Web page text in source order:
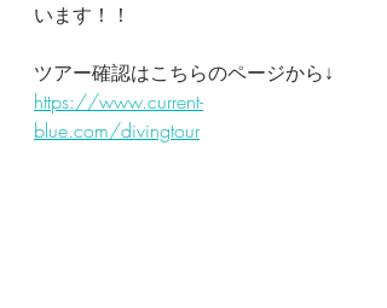
います！！
ツアー確認はこちらのページから↓
https://www.current-
blue.com/divingtour